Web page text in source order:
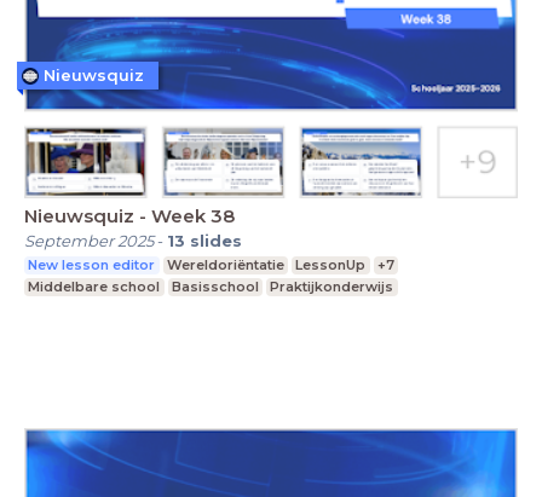
Nieuwsquiz - Week 38
September 2025- 13 slides
New lesson editor Wereldoriëntatie LessonUp
+7
Middelbare school
Basisschool Praktijkonderwijs
Nieuwsquiz